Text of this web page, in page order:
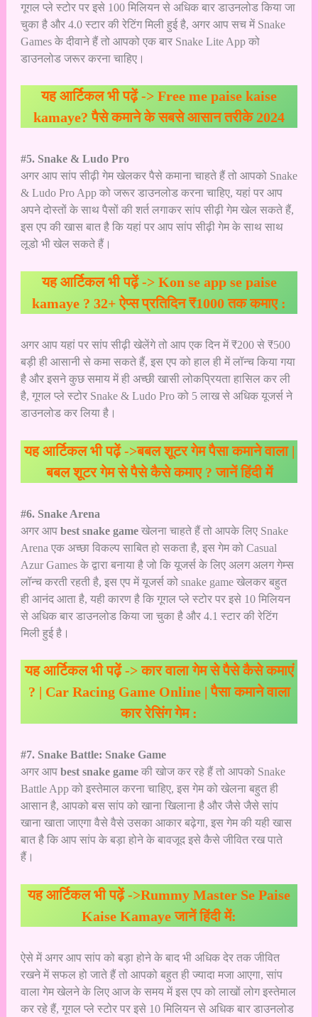
गूगल प्ले स्टोर पर इसे 100 मिलियन से अधिक बार डाउनलोड किया जा
चुका है और 4.0 स्टार की रेटिंग मिली हुई है, अगर आप सच में Snake
Games के दीवाने हैं तो आपको एक बार Snake Lite App को
डाउनलोड जरूर करना चाहिए।
यह आर्टिकल भी पढ़ें -> Free me paise kaise
kamaye? पैसे कमाने के सबसे आसान तरीके 2024
#5. Snake & Ludo Pro
अगर आप सांप सीढ़ी गेम खेलकर पैसे कमाना चाहते हैं तो आपको Snake
& Ludo Pro App को जरूर डाउनलोड करना चाहिए, यहां पर आप
अपने दोस्तों के साथ पैसों की शर्त लगाकर सांप सीढ़ी गेम खेल सकते हैं,
इस एप की खास बात है कि यहां पर आप सांप सीढ़ी गेम के साथ साथ
लूडो भी खेल सकते हैं।
यह आर्टिकल भी पढ़ें -> Kon se app se paise
kamaye ? 32+ ऐप्स प्रतिदिन ₹1000 तक कमाए :
अगर आप यहां पर सांप सीढ़ी खेलेंगे तो आप एक दिन में ₹200 से ₹500
बड़ी ही आसानी से कमा सकते हैं, इस एप को हाल ही में लॉन्च किया गया
है और इसने कुछ समाय में ही अच्छी खासी लोकप्रियता हासिल कर ली
है, गूगल प्ले स्टोर Snake & Ludo Pro को 5 लाख से अधिक यूजर्स ने
डाउनलोड कर लिया है।
यह आर्टिकल भी पढ़ें ->बबल शूटर गेम पैसा कमाने वाला |
बबल शूटर गेम से पैसे कैसे कमाए ? जानें हिंदी में
#6. Snake Arena
अगर आप best snake gameखेलना चाहते हैं तो आपके लिए Snake
Arena एक अच्छा विकल्प साबित हो सकता है, इस गेम को Casual
Azur Games के द्वारा बनाया है जो कि यूजर्स के लिए अलग अलग गेम्स
लॉन्च करती रहती है, इस एप में यूजर्स को snake game खेलकर बहुत
ही आनंद आता है, यही कारण है कि गूगल प्ले स्टोर पर इसे 10 मिलियन
से अधिक बार डाउनलोड किया जा चुका है और 4.1 स्टार की रेटिंग
मिली हुई है।
यह आर्टिकल भी पढ़ें ->कार वाला गेम से पैसे कैसे कमाएं
? | Car Racing Game Online | पैसा कमाने वाला
कार रेसिंग गेम :
#7. Snake Battle: Snake Game
अगर आप best snake gameकी खोज कर रहे हैं तो आपको Snake
Battle App को इस्तेमाल करना चाहिए, इस गेम को खेलना बहुत ही
आसान है, आपको बस सांप को खाना खिलाना है और जैसे जैसे सांप
खाना खाता जाएगा वैसे वैसे उसका आकार बढ़ेगा, इस गेम की यही खास
बात है कि आप सांप के बड़ा होने के बावजूद इसे कैसे जीवित रख पाते
हैं।
यह आर्टिकल भी पढ़ें ->Rummy Master Se Paise
Kaise Kamaye जानें हिंदी में:
ऐसे में अगर आप सांप को बड़ा होने के बाद भी अधिक देर तक जीवित
रखने में सफल हो जाते हैं तो आपको बहुत ही ज्यादा मजा आएगा, सांप
वाला गेम खेलने के लिए आज के समय में इस एप को लाखों लोग इस्तेमाल
कर रहे हैं, गूगल प्ले स्टोर पर इसे 10 मिलियन से अधिक बार डाउनलोड